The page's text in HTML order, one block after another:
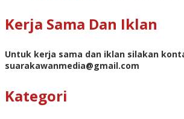
Kerja Sama Dan Iklan
Untuk kerja sama dan iklan silakan
suarakawanmedia@gmail.com
Kategori